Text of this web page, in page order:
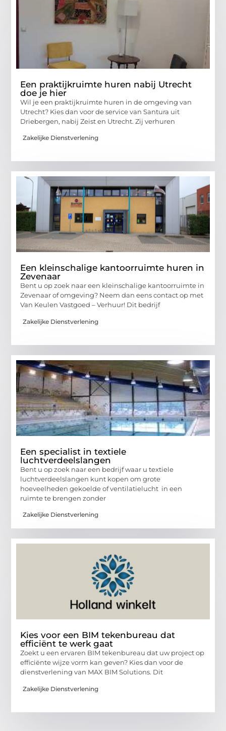
Een praktijkruimte huren nabij Utrecht
doe je hier
Wil je een praktijkruimte huren in de omgeving van
Utrecht? Kies dan voor de service van Santura uit
Driebergen, nabij Zeist en Utrecht. Zij verhuren
Zakelijke Dienstverlening
Een kleinschalige kantoorruimte huren in
Zevenaar
Bent u op zoek naar een kleinschalige kantoorruimte in
Zevenaar of omgeving? Neem dan eens contact op met
Van Keulen Vastgoed – Verhuur! Dit bedrijf
Zakelijke Dienstverlening
Een specialist in textiele
luchtverdeelslangen
Bent u op zoek naar een bedrijf waar u textiele
luchtverdeelslangen kunt kopen om grote
hoeveelheden gekoelde of ventilatielucht in een
ruimte te brengen zonder
Zakelijke Dienstverlening
Kies voor een BIM tekenbureau dat
efficiënt te werk gaat
Zoekt u een ervaren BIM tekenbureau dat uw project op
efficiënte wijze vorm kan geven? Kies dan voor de
dienstverlening van MAX BIM Solutions. Dit
Zakelijke Dienstverlening